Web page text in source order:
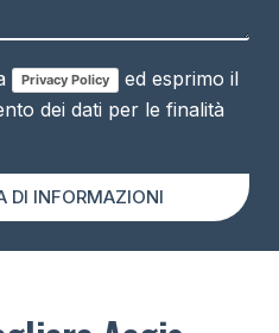
Privacy Policy
ed esprimo il
dei dati per le finalità
DI INFORMAZIONI